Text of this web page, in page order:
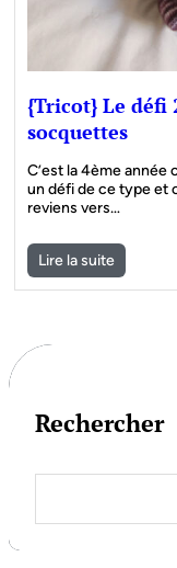
{Tricot} Le défi
socquettes
C’est la 4ème année
un défi de ce type et
reviens vers…
Lire la suite
Rechercher
a